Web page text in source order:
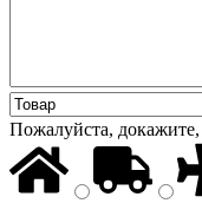
Пожалуйста,